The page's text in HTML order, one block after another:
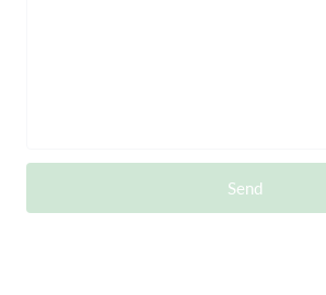
Send